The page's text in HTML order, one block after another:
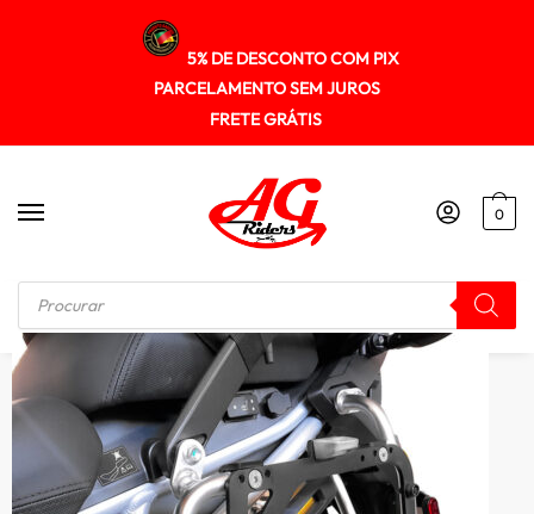
5% DE DESCONTO COM PIX
PARCELAMENTO SEM JUROS
FRETE GRÁTIS
0
Início / SUPORTE DE BAU Adaptador Suporte Baú Lateral Tiger1200 2022+ Spto679